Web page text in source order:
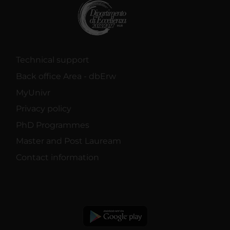
Technical support
Back office Area - dbErw
MyUnivr
Privacy policy
PhD Programmes
Master and Post Lauream
Contact information